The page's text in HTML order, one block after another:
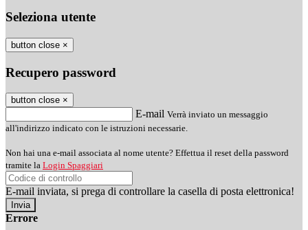
Seleziona utente
button close ×
Recupero password
button close ×
E-mail Verrà inviato un messaggio
all'indirizzo indicato con le istruzioni necessarie.
Non hai una e-mail associata al nome utente? Effettua il reset della password
tramite la Login Spaggiari
E-mail inviata, si prega di controllare la casella di posta elettronica!
Errore